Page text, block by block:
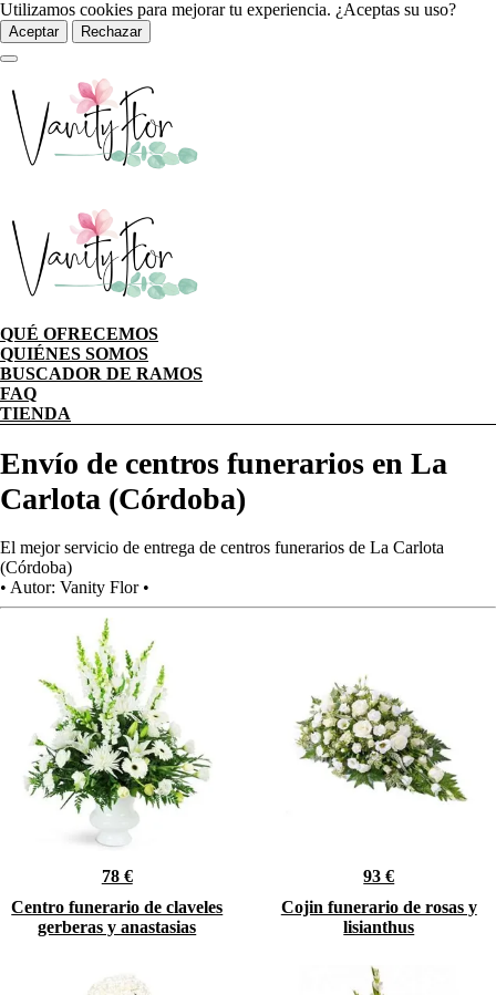
Utilizamos cookies para mejorar tu experiencia. ¿Aceptas su uso?
Aceptar Rechazar
QUÉ OFRECEMOS
QUIÉNES SOMOS
BUSCADOR DE RAMOS
FAQ
TIENDA
Envío de centros funerarios en La
Carlota (Córdoba)
El mejor servicio de entrega de centros funerarios de La Carlota
(Córdoba)
• Autor: Vanity Flor •
78 €
Centro funerario de claveles
gerberas y anastasias
93 €
Cojin funerario de rosas y
lisianthus